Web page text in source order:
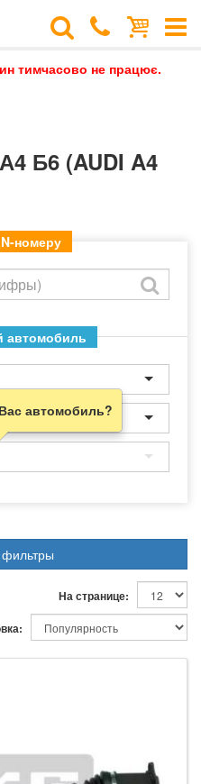
тимчасово не працює.
Б6 (AUDI A4
номеру
автомобиль
автомобиль?
фильтры
На странице: